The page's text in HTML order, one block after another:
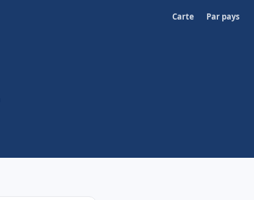
Carte Par pays